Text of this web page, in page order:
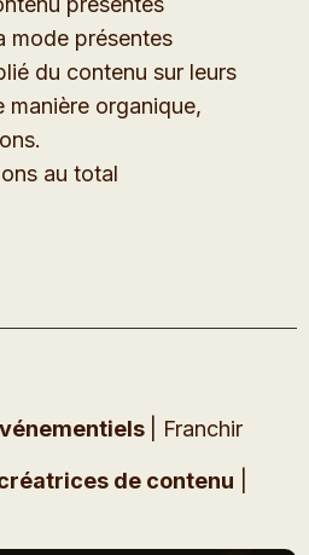
mode présentes
du contenu sur leurs
manière organique,
au total
| Franchir
de contenu